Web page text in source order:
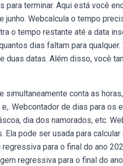
para terminar. Aqui está você
Webcalcula o tempo
o tempo restante até a data
dias faltam para
duas datas. Além disso, você
simultaneamente conta as
Webcontador de dias para os
dia dos namorados, etc.
Ela pode ser usada para
para o final do ano
regressiva para o final do